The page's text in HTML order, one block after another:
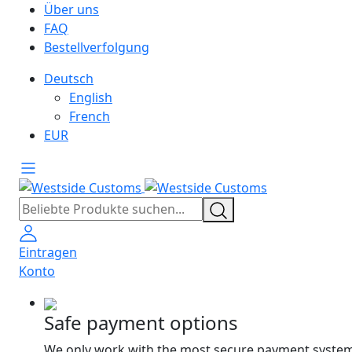
Über uns
FAQ
Bestellverfolgung
Deutsch
English
French
EUR
Eintragen
Konto
Safe payment options